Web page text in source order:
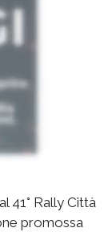
41° Rally Città
promossa